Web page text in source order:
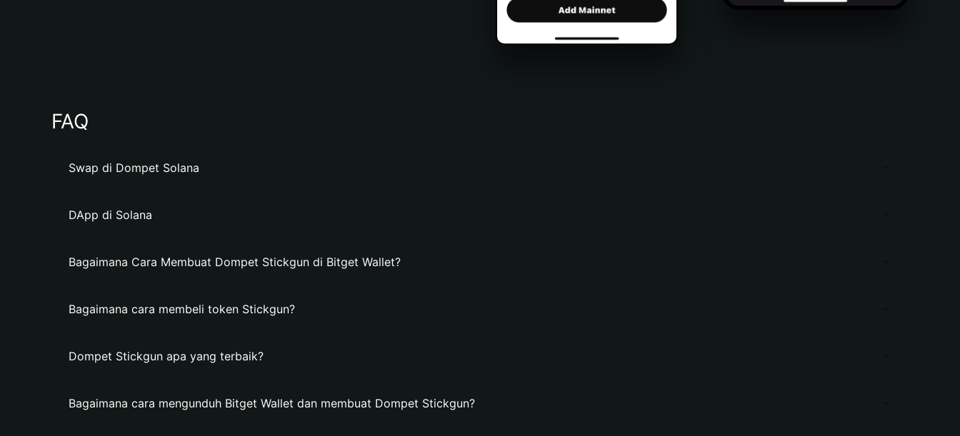
FAQ
Swap di Dompet Solana
DApp di Solana
Bagaimana Cara Membuat Dompet Stickgun di Bitget Wallet?
Bagaimana cara membeli token Stickgun?
Dompet Stickgun apa yang terbaik?
Bagaimana cara mengunduh Bitget Wallet dan membuat Dompet Stickgun?